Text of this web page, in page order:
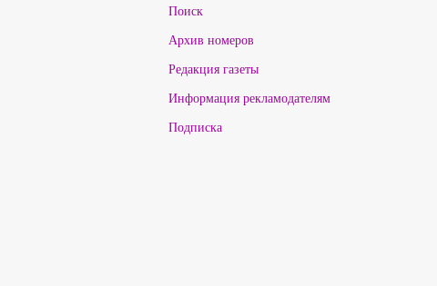
Поиск
Архив номеров
Редакция газеты
Информация рекламодателям
Подписка